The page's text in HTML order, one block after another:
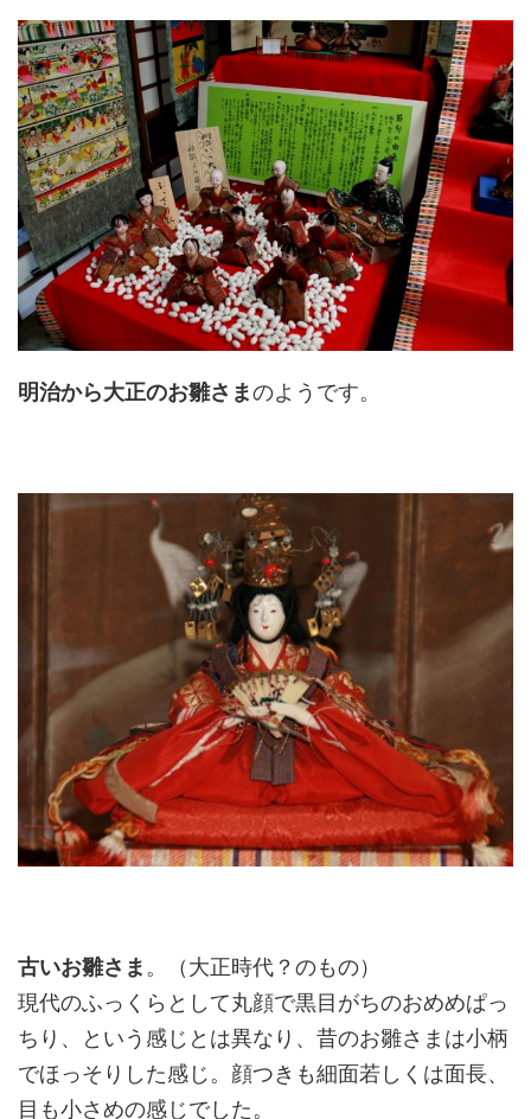
明治から大正のお雛さまのようです。
古いお雛さま 。（大正時代？のもの）
現代のふっくらとして丸顔で黒目がちのおめめぱっ
ちり、という感じとは異なり、昔のお雛さまは小柄
でほっそりした感じ。顔つきも細面若しくは面長、
目も小さめの感じでした。